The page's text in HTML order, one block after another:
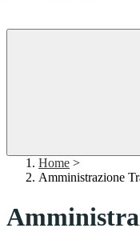
Home >
Amministrazione